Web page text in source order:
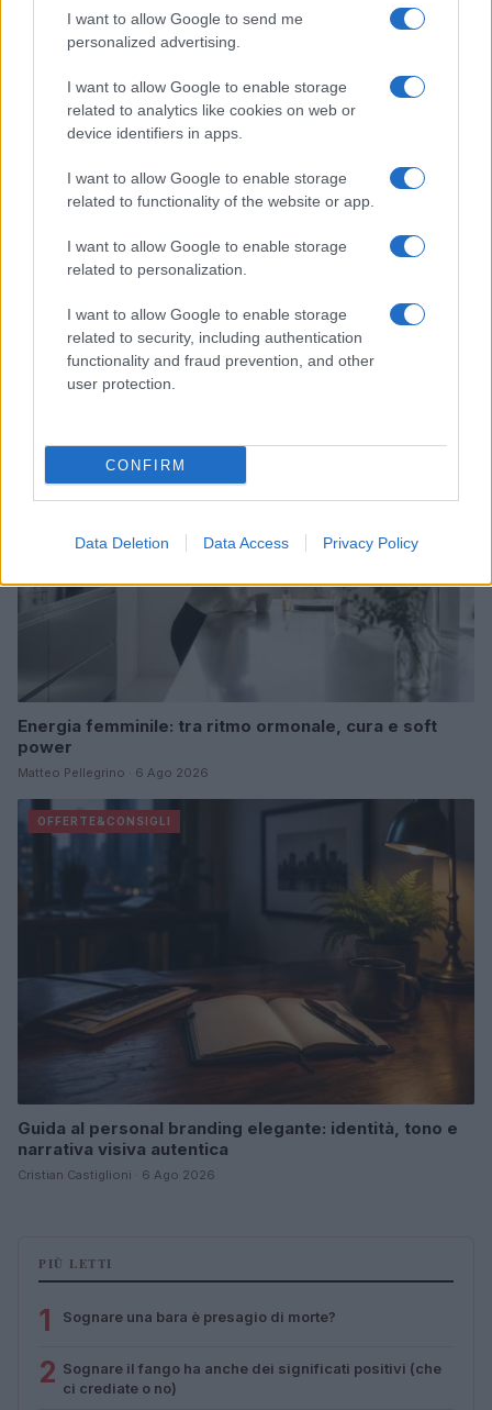
I want to allow Google to send me
personalized advertising.
I want to allow Google to enable storage
related to analytics like cookies on web or
device identifiers in apps.
I want to allow Google to enable storage
related to functionality of the website or app.
I want to allow Google to enable storage
related to personalization.
I want to allow Google to enable storage
related to security, including authentication
functionality and fraud prevention, and other
user protection.
CONFIRM
Data Deletion Data Access Privacy Policy
BELLEZZA
Come preservare il colore dei capelli in estate:
consigli di Niky Epi di Aldo Coppola
Cristian Castiglioni · 6 Ago 2026
Energia femminile: tra ritmo ormonale, cura e soft
power
Matteo Pellegrino · 6 Ago 2026
OFFERTE&CONSIGLI
Guida al personal branding elegante: identità, tono e
narrativa visiva autentica
Cristian Castiglioni · 6 Ago 2026
PIÙ LETTI
1 Sognare una bara è presagio di morte?
2 Sognare il fango ha anche dei significati positivi (che
ci crediate o no)